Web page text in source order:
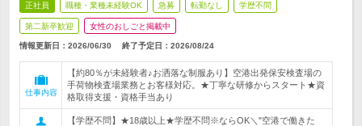
正社員 職種・業種未経験OK 急募 転勤なし 学歴不問
第二新卒歓迎 女性のおしごと掲載中
情報更新日：2026/06/30 終了予定日： 2026/08/24
仕事内容
【約80％が未経験者♪お洒落な制服あり】空港出発保安検査場の
手荷物検査場業務とお客様対応。★丁寧な研修からスタート★資
格取得支援・資格手当あり
【学歴不問】★18歳以上★学歴不問※ならOK＼"空港で働きた